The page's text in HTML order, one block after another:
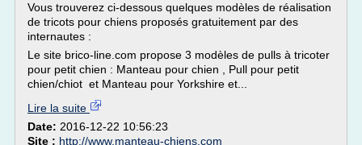
Vous trouverez ci-dessous quelques modèles de réalisation
de tricots pour chiens proposés gratuitement par des
internautes :
Le site brico-line.com propose 3 modèles de pulls à tricoter
pour petit chien : Manteau pour chien , Pull pour petit
chien/chiot et Manteau pour Yorkshire et...
Lire la suite
Date: 2016-12-22 10:56:23
Site : http://www.manteau-chiens.com